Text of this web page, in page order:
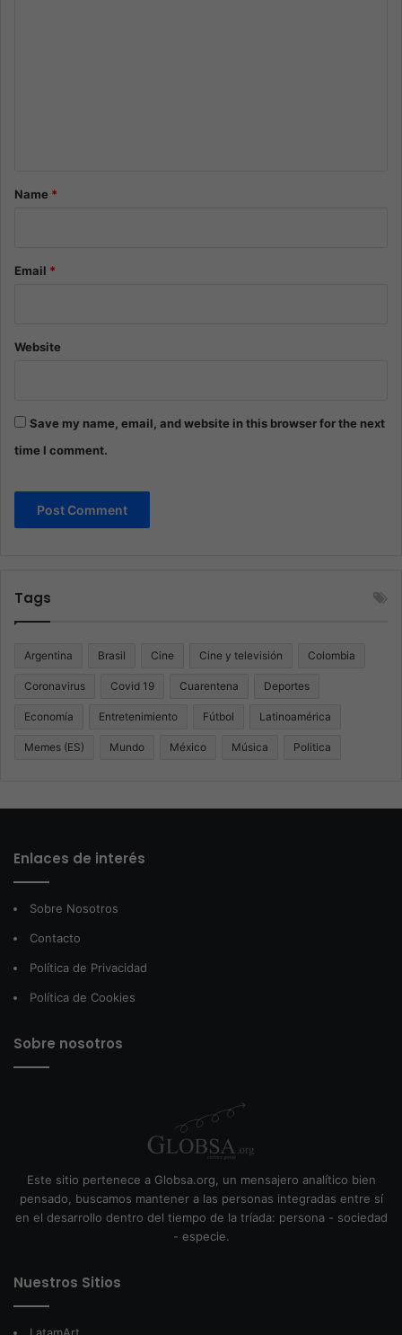
*Name *
Email *
Website
Save my name, email, and website in this browser for the next
time I comment.
Tags
Argentina Brasil Cine Cine y televisión Colombia
Coronavirus Covid 19 Cuarentena Deportes
Economía Entretenimiento Fútbol Latinoamérica
Memes (ES) Mundo México Música Politica
Enlaces de interés
Sobre Nosotros
Contacto
Política de Privacidad
Política de Cookies
Sobre nosotros
Este sitio pertenece a Globsa.org, un mensajero analítico bien
pensado, buscamos mantener a las personas integradas entre sí
en el desarrollo dentro del tiempo de la tríada: persona - sociedad
- especie.
Nuestros Sitios
LatamArt